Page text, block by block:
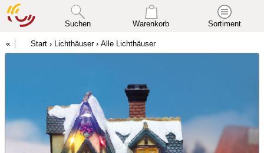
Suchen Warenkorb Sortiment
Start › Lichthäuser› Alle Lichthäuser